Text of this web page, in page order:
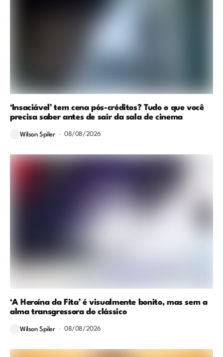
‘Insaciável’ tem cena pós-créditos? Tudo o que você
precisa saber antes de sair da sala de cinema
Wilson Spiler 08/08/2026
‘A Heroína da Fita’ é visualmente bonito, mas sem a
alma transgressora do clássico
Wilson Spiler 08/08/2026